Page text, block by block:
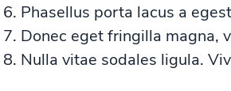
Phasellus porta lacus a
Donec eget fringilla magna,
Nulla vitae sodales ligula.